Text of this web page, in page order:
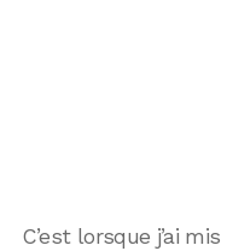
C’est lorsque j’ai mis